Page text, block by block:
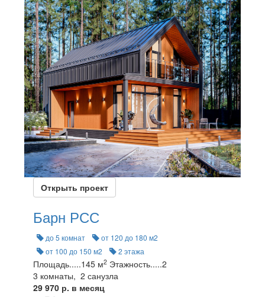
Открыть проект
Барн РСС
до 5 комнат
от 120 до 180 м2
от 100 до 150 м2
2 этажа
Площадь.....145 м2 Этажность.....2
3 комнаты, 2 санузла
29 970 р. в месяц